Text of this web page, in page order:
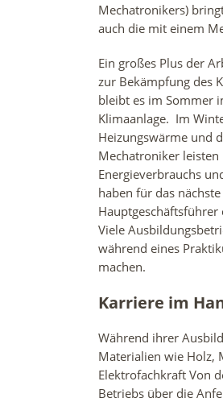
Mechatronikers)
auch die mit einem
Ein großes Plus der
zur Bekämpfung des
bleibt es im Sommer
Klimaanlage. Im
Heizungswärme und
Mechatroniker
Energieverbrauchs
haben für das
Hauptgeschäftsführer
Viele
während eines
machen.
Karriere im
Während ihrer
Materialien wie Holz,
Elektrofachkraft Von
Betriebs über die